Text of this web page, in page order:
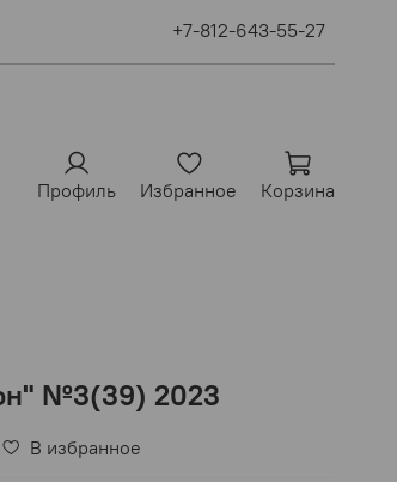
+7-812-643-55-27
Профиль Избранное Корзина
№3(39) 2023
В избранное